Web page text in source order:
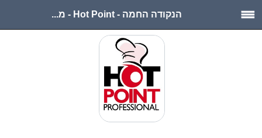
הנקודה החמה - Hot Point - מ...